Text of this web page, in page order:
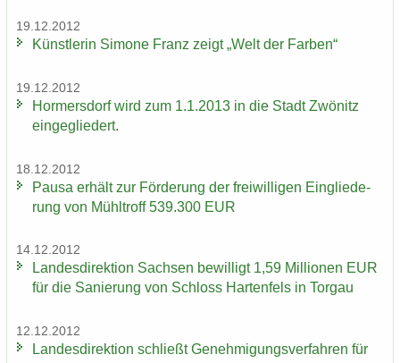
19.12.2012
Künst­le­rin Si­mo­ne Franz zeigt „Welt der Far­ben“
19.12.2012
Hor­mers­dorf wird zum 1.1.2013 in die Stadt Zwö­nitz
ein­ge­glie­dert.
18.12.2012
Pausa er­hält zur För­de­rung der frei­wil­li­gen Ein­glie­de­
rung von Mühl­troff 539.300 EUR
14.12.2012
Lan­des­di­rek­ti­on Sach­sen be­wil­ligt 1,59 Mil­lio­nen EUR
für die Sa­nie­rung von Schloss Har­ten­fels in Tor­gau
12.12.2012
Lan­des­di­rek­ti­on schließt Ge­neh­mi­gungs­ver­fah­ren für